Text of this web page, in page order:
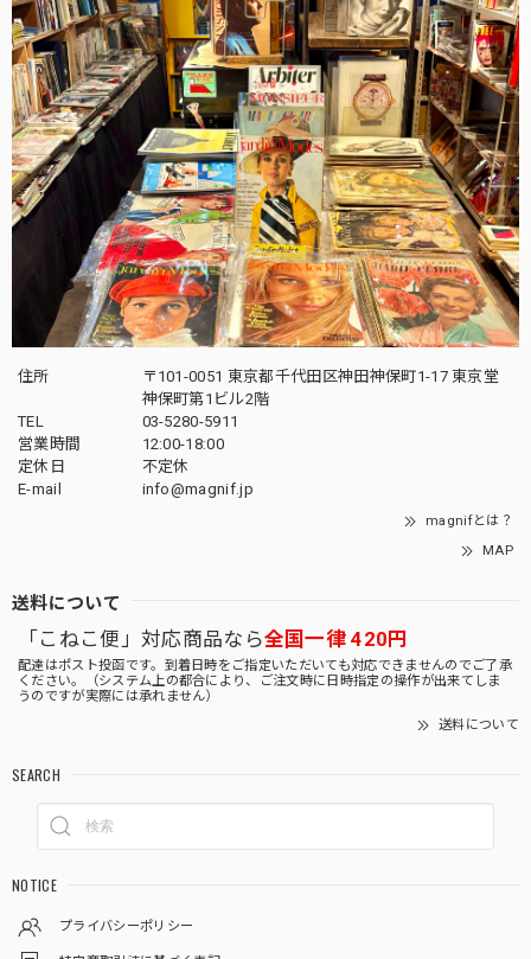
住所
〒101-0051 東京都千代田区神田神保町1-17 東京堂
神保町第1ビル2階
TEL
03-5280-5911
営業時間
12:00-18:00
定休日
不定休
E-mail
info@magnif.jp
magnifとは？
MAP
送料について
「こねこ便」対応商品なら全国一律 420円
配達はポスト投函です。到着日時をご指定いただいても対応できませんのでご了承
ください。（システム上の都合により、ご注文時に日時指定の操作が出来てしま
うのですが実際には承れません）
送料について
SEARCH
NOTICE
プライバシーポリシー